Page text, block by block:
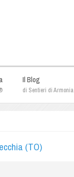
Il Blog
di Sentieri di Armonia
(TO)